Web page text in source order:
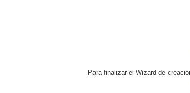
Para finalizar el Wizard de